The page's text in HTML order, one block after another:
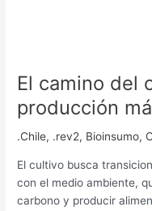
El camino del
producción
.Chile, .rev2, Bioinsumo,
El cultivo busca
con el medio ambiente,
carbono y producir